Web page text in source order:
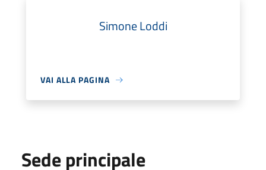
Simone Loddi
VAI ALLA PAGINA
Sede principale